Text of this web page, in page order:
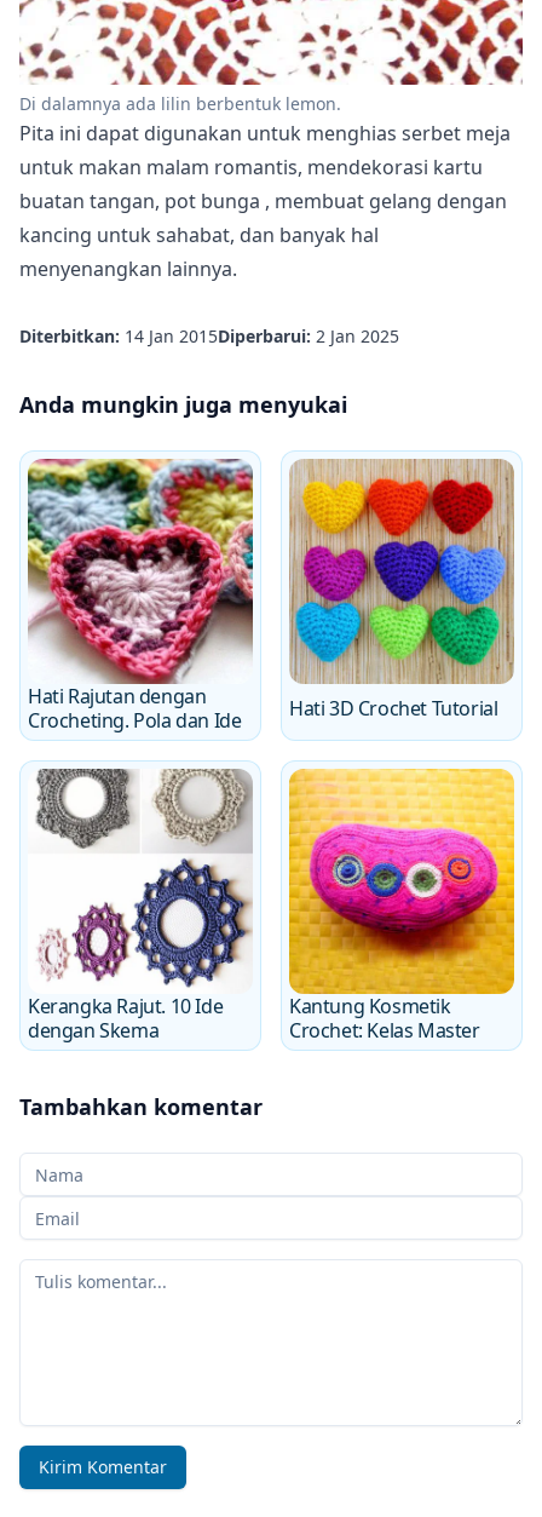
Di dalamnya ada lilin berbentuk lemon.
Pita ini dapat digunakan untuk menghias serbet meja
untuk makan malam romantis, mendekorasi kartu
buatan tangan, pot bunga , membuat gelang dengan
kancing untuk sahabat, dan banyak hal
menyenangkan lainnya.
Diterbitkan: 14 Jan 2015Diperbarui: 2 Jan 2025
Anda mungkin juga menyukai
Hati Rajutan dengan
Crocheting. Pola dan Ide
Hati 3D Crochet Tutorial
Kerangka Rajut. 10 Ide
dengan Skema
Kantung Kosmetik
Crochet: Kelas Master
Tambahkan komentar
Nama Anda
Email Anda
Komentar Anda
Kirim Komentar